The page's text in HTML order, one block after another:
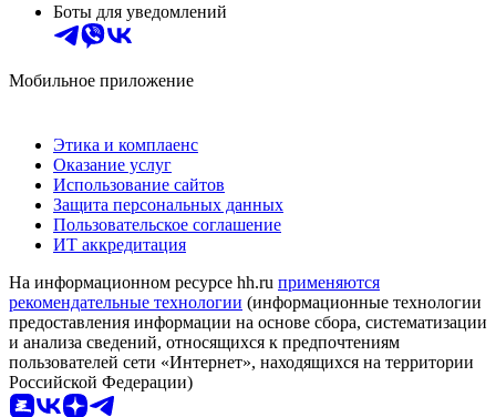
Боты для уведомлений
Мобильное приложение
Этика и комплаенс
Оказание услуг
Использование сайтов
Защита персональных данных
Пользовательское соглашение
ИТ аккредитация
На информационном ресурсе hh.ru применяются
рекомендательные технологии (информационные технологии
предоставления информации на основе сбора, систематизации
и анализа сведений, относящихся к предпочтениям
пользователей сети «Интернет», находящихся на территории
Российской Федерации)